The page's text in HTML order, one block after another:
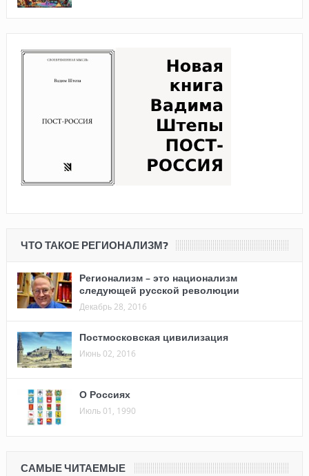
ЧТО ТАКОЕ РЕГИОНАЛИЗМ?
Регионализм – это национализм
следующей русской революции
Декабрь 28, 2016
Постмосковская цивилизация
Июнь 02, 2016
О Россиях
Июль 01, 1990
САМЫЕ ЧИТАЕМЫЕ